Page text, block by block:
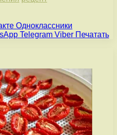
Одноклассники
Telegram Viber Печатать